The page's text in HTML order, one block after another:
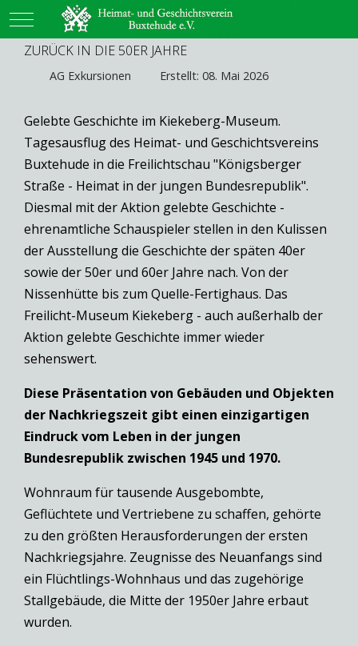
Mobile Menu Toggle
ZURÜCK IN DIE 50ER JAHRE
AG Exkursionen Erstellt: 08. Mai 2026
Gelebte Geschichte im Kiekeberg-Museum.
Tagesausflug des Heimat- und Geschichtsvereins
Buxtehude in die Freilichtschau "Königsberger
Straße - Heimat in der jungen Bundesrepublik".
Diesmal mit der Aktion gelebte Geschichte -
ehrenamtliche Schauspieler stellen in den Kulissen
der Ausstellung die Geschichte der späten 40er
sowie der 50er und 60er Jahre nach. Von der
Nissenhütte bis zum Quelle-Fertighaus. Das
Freilicht-Museum Kiekeberg - auch außerhalb der
Aktion gelebte Geschichte immer wieder
sehenswert.
Diese Präsentation von Gebäuden und Objekten
der Nachkriegszeit gibt einen einzigartigen
Eindruck vom Leben in der jungen
Bundesrepublik zwischen 1945 und 1970.
Wohnraum für tausende Ausgebombte,
Geflüchtete und Vertriebene zu schaffen, gehörte
zu den größten Herausforderungen der ersten
Nachkriegsjahre. Zeugnisse des Neuanfangs sind
ein Flüchtlings-Wohnhaus und das zugehörige
Stallgebäude, die Mitte der 1950er Jahre erbaut
wurden.